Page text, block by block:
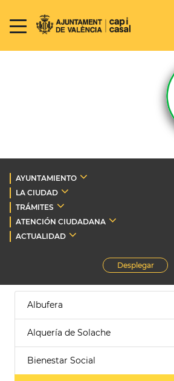
AYUNTAMIENTO
LA CIUDAD
TRÁMITES
ATENCIÓN CIUDADANA
ACTUALIDAD
Desplegar
Albufera
Alquería de Solache
Bienestar Social